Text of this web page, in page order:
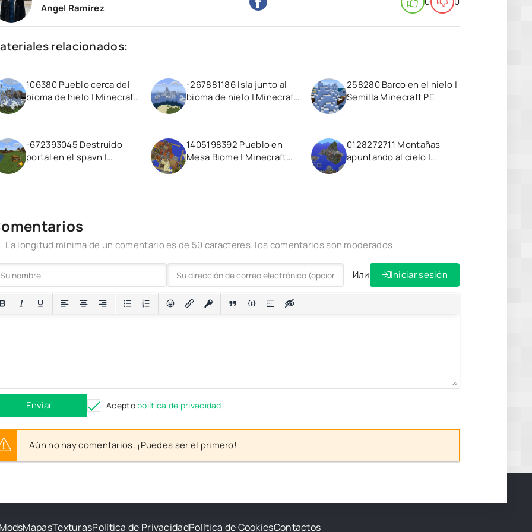
Angel Ramirez
relacionados:
106380 Pueblo cerca del
bioma de hielo | Minecraft
-267881186 Isla junto al
bioma de hielo | Minecraft
258280 Barco en el hielo |
Semilla Minecraft PE
-672393045 Destruido
portal en el spavn |
1405198392 Pueblo en
Mesa Biome | Minecraft
0128272711 Montañas
apuntando al cielo |
La longitud mínima de un comentario es de 50 caracteres. los comentarios son moderados
Или Iniciar sesión
Enviar Acepto política de privacidad
Aún no hay comentarios. ¡Puedes ser el primero!
MapasTexturasPolítica de PrivacidadPolítica de CookiesContactos